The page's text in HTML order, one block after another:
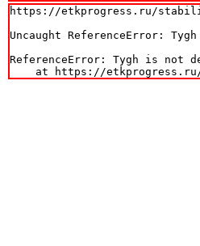
https://etkprogress.ru/
Uncaught ReferenceError:
ReferenceError: Tygh is not
at https://